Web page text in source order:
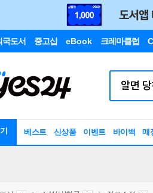
국도서 중고샵 eBook 크레마클럽
베스트 신상품 이벤트 바이백 매